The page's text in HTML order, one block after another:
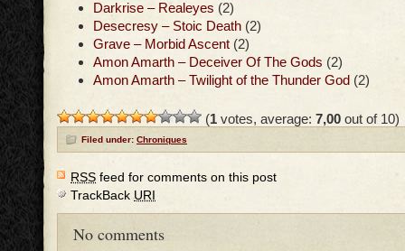
Darkrise – Realeyes (2)
Desecresy – Stoic Death (2)
Grave – Morbid Ascent (2)
Amon Amarth – Deceiver Of The Gods (2)
Amon Amarth – Twilight of the Thunder God (2)
(1 votes, average: 7,00 out of 10)
Filed under: Chroniques
RSS feed for comments on this post
TrackBack URI
No comments